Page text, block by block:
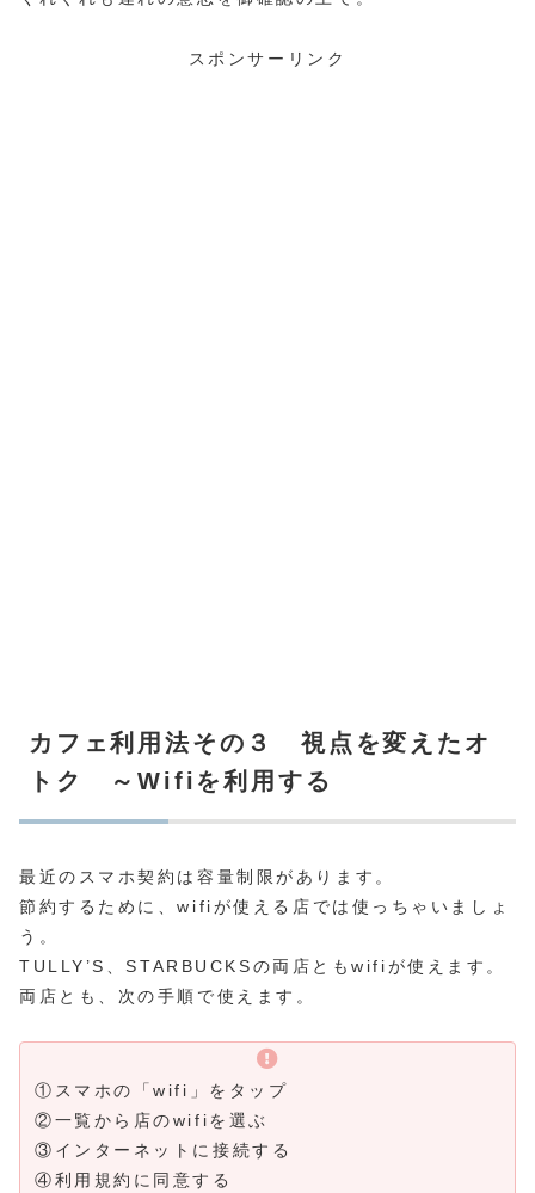
スポンサーリンク
カフェ利用法その３ 視点を変えたオ
トク ～Wifiを利用する
最近のスマホ契約は容量制限があります。
節約するために、wifiが使える店では使っちゃいましょ
う。
TULLY’S、STARBUCKSの両店ともwifiが使えます。
両店とも、次の手順で使えます。
①スマホの「wifi」をタップ
②一覧から店のwifiを選ぶ
③インターネットに接続する
④利用規約に同意する